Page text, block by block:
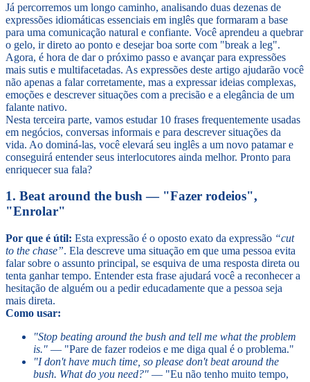
Já percorremos um longo caminho, analisando duas dezenas de
expressões idiomáticas essenciais em inglês que formaram a base
para uma comunicação natural e confiante. Você aprendeu a quebrar
o gelo, ir direto ao ponto e desejar boa sorte com "break a leg".
Agora, é hora de dar o próximo passo e avançar para expressões
mais sutis e multifacetadas. As expressões deste artigo ajudarão você
não apenas a falar corretamente, mas a expressar ideias complexas,
emoções e descrever situações com a precisão e a elegância de um
falante nativo.
Nesta terceira parte, vamos estudar 10 frases frequentemente usadas
em negócios, conversas informais e para descrever situações da
vida. Ao dominá-las, você elevará seu inglês a um novo patamar e
conseguirá entender seus interlocutores ainda melhor. Pronto para
enriquecer sua fala?
1. Beat around the bush — "Fazer rodeios",
"Enrolar"
Por que é útil: Esta expressão é o oposto exato da expressão “cut
to the chase”. Ela descreve uma situação em que uma pessoa evita
falar sobre o assunto principal, se esquiva de uma resposta direta ou
tenta ganhar tempo. Entender esta frase ajudará você a reconhecer a
hesitação de alguém ou a pedir educadamente que a pessoa seja
mais direta.
Como usar:
"Stop beating around the bush and tell me what the problem
is." — "Pare de fazer rodeios e me diga qual é o problema."
"I don't have much time, so please don't beat around the
bush. What do you need?" — "Eu não tenho muito tempo,